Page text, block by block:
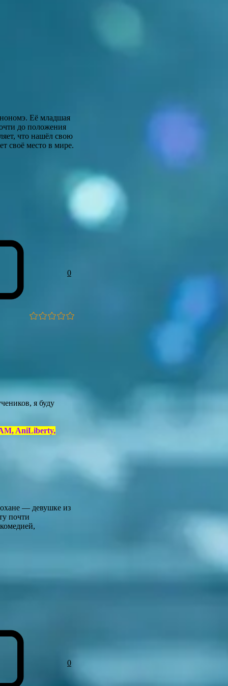
Её младшая
до положения
что нашёл свою
своё место в мире.
0
я буду
AniLiberty,
— девушке из
почти
0